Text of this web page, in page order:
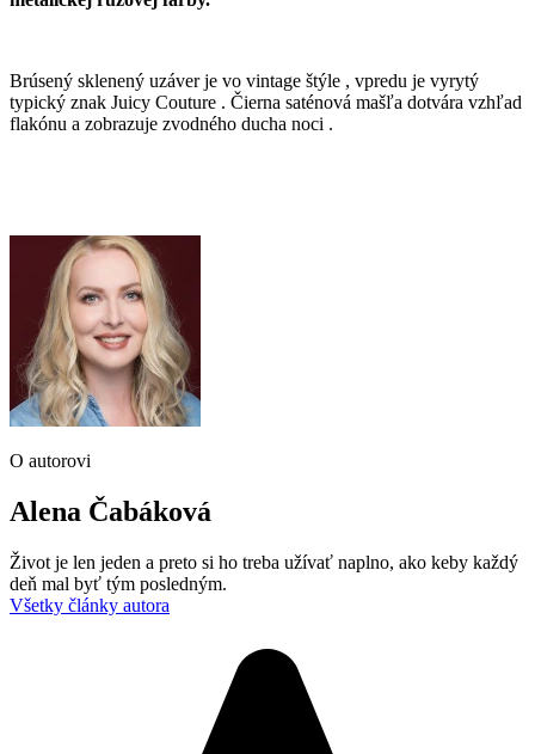
Brúsený sklenený uzáver je vo vintage štýle , vpredu je vyrytý
typický znak Juicy Couture . Čierna saténová mašľa dotvára vzhľad
flakónu a zobrazuje zvodného ducha noci .
O autorovi
Alena Čabáková
Život je len jeden a preto si ho treba užívať naplno, ako keby každý
deň mal byť tým posledným.
Všetky články autora